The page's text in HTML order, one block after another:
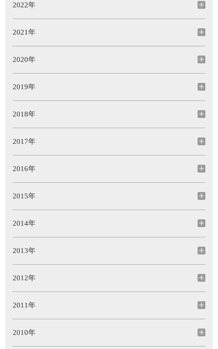
2022年
2021年
2020年
2019年
2018年
2017年
2016年
2015年
2014年
2013年
2012年
2011年
2010年